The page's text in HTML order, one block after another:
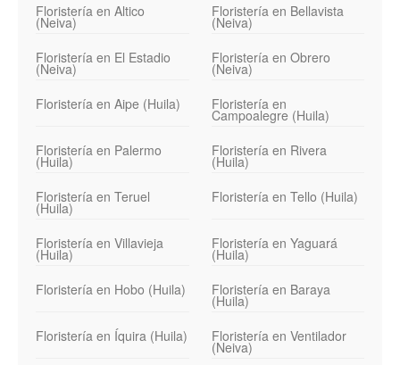
Floristería en Altico
(Neiva)
Floristería en Bellavista
(Neiva)
Floristería en El Estadio
(Neiva)
Floristería en Obrero
(Neiva)
Floristería en Aipe (Huila)
Floristería en
Campoalegre (Huila)
Floristería en Palermo
(Huila)
Floristería en Rivera
(Huila)
Floristería en Teruel
(Huila)
Floristería en Tello (Huila)
Floristería en Villavieja
(Huila)
Floristería en Yaguará
(Huila)
Floristería en Hobo (Huila)
Floristería en Baraya
(Huila)
Floristería en Íquira (Huila)
Floristería en Ventilador
(Neiva)